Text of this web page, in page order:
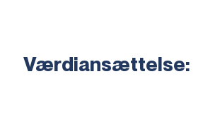
Værdiansættelse: